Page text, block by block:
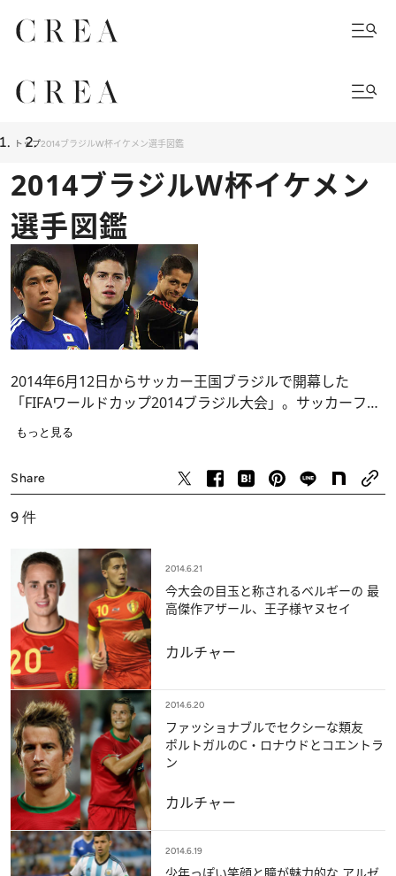
トップ2014ブラジルW杯イケメン選手図鑑
2014ブラジルW杯イケメン
選手図鑑
2014年6月12日からサッカー王国ブラジルで開幕した
「FIFAワールドカップ2014ブラジル大会」。サッカーファ
ンならずとも心躍る32日間の“カーニバル”で躍動する一流
メン選手16名を続々紹介します！
もっと見る
Share
9 件
2014.6.21
今大会の目玉と称されるベルギーの 最
高傑作アザール、王子様ヤヌセイ
カルチャー
2014.6.20
ファッショナブルでセクシーな類友
ポルトガルのC・ロナウドとコエントラ
ン
カルチャー
2014.6.19
少年っぽい笑顔と瞳が魅力的な アルゼ